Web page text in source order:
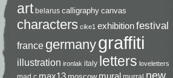
art belarus calligraphy canvas
characters cike1 exhibitionfestival
france germanygraffiti
illustration ironlak italy letters loveletters
max13
new